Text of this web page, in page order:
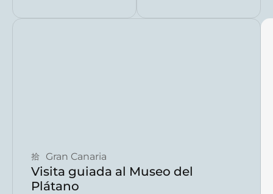
Gran Canaria
Visita guiada al Museo del
Plátano